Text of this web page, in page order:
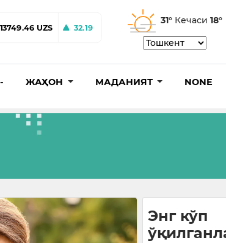
13749.46 UZS 32.19
31° Кечаси 18°
ЖАҲОН МАДАНИЯТ NONE
Энг кўп